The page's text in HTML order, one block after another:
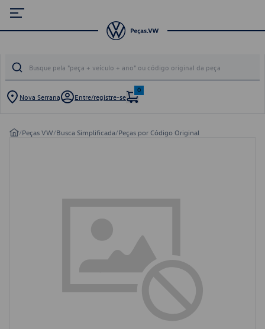
Nova Serrana Entre/registre-se
0
/Peças VW/Busca Simplificada/Peças por Código Original